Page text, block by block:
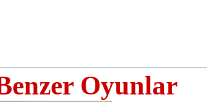
Oyunlar